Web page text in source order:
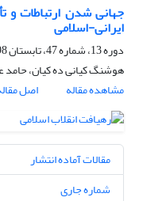
جهانی شدن ارتباطات و
ایرانی-اسلامی
دوره 13، شماره 47، تابستان 1398، صفحه
هوشنگ کیانی ده کیان، حامد
مشاهده مقاله
اصل
مقالات آماده انتشار
شماره جاری